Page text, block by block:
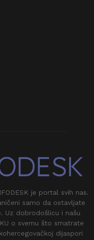
je portal svih nas.
samo da ostavljate
Uz dobrodošlicu i našu
o svemu što smatrate
dijaspori